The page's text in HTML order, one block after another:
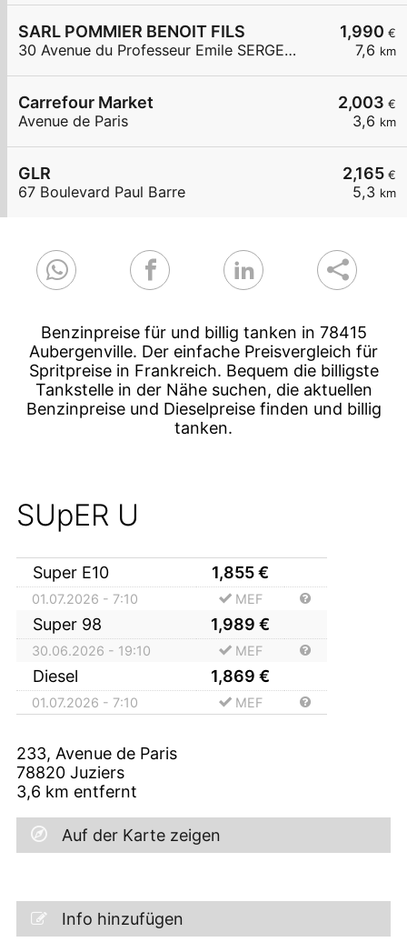
1,990 €
7,6 km
SARL POMMIER BENOIT FILS
30 Avenue du Professeur Emile SERGENT
2,003 €
3,6 km
Carrefour Market
Avenue de Paris
2,165 €
5,3 km
GLR
67 Boulevard Paul Barre
Benzinpreise für und billig tanken in 78415
Aubergenville. Der einfache Preisvergleich für
Spritpreise in Frankreich. Bequem die billigste
Tankstelle in der Nähe suchen, die aktuellen
Benzinpreise und Dieselpreise finden und billig
tanken.
SUpER U
Super E10 1,855€
01.07.2026 - 7:10 MEF
Super 98 1,989 €
30.06.2026 - 19:10 MEF
Diesel 1,869 €
01.07.2026 - 7:10 MEF
233, Avenue de Paris
78820 Juziers
3,6 km entfernt
Auf der Karte zeigen
Info hinzufügen